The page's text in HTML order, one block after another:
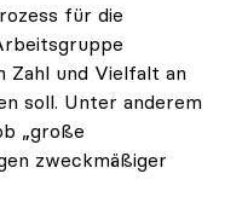
für die
Zahl und Vielfalt an
soll. Unter anderem
„große
zweckmäßiger